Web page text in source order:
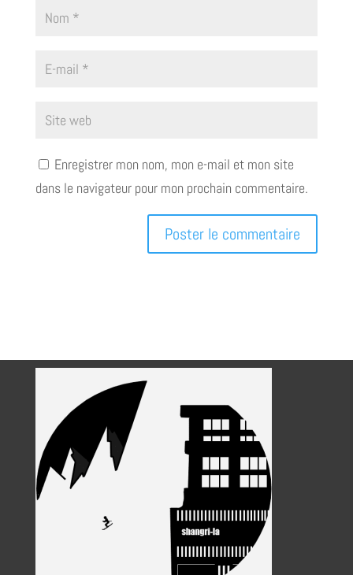
Enregistrer mon nom, mon e-mail et mon site
dans le navigateur pour mon prochain commentaire.